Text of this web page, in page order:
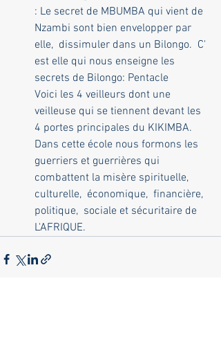
: Le secret de MBUMBA qui vient de
Nzambi sont bien envelopper par
elle,  dissimuler dans un Bilongo.  C'
est elle qui nous enseigne les
secrets de Bilongo: Pentacle
Voici les 4 veilleurs dont une
veilleuse qui se tiennent devant les
4 portes principales du KIKIMBA.
Dans cette école nous formons les
guerriers et guerrières qui
combattent la misère spirituelle,
culturelle,  économique,  financière,
politique,  sociale et sécuritaire de
L'AFRIQUE.